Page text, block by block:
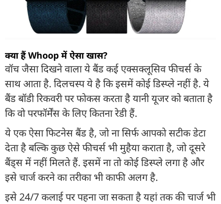
क्या हैं Whoop में ऐसा खास?
वॉच जैसा दिखने वाला ये बैंड कई एक्सक्लूसिव फीचर्स के
साथ आता है. दिलचस्प ये है कि इसमें कोई डिस्प्ले नहीं है. ये
बैंड बॉडी रिकवरी पर फोकस करता है यानी यूजर को बताता है
कि वो परफॉर्मेंस के लिए कितना रेडी हैं.
ये एक ऐसा फिटनेस बैंड है, जो ना सिर्फ आपको सटीक डेटा
देता है बल्कि कुछ ऐसे फीचर्स भी मुहैया कराता है, जो दूसरे
बैंड्स में नहीं मिलते हैं. इसमें ना तो कोई डिस्प्ले लगा है और
इसे चार्ज करने का तरीका भी काफी अलग है.
इसे 24/7 कलाई पर पहना जा सकता है यहां तक की चार्ज भी